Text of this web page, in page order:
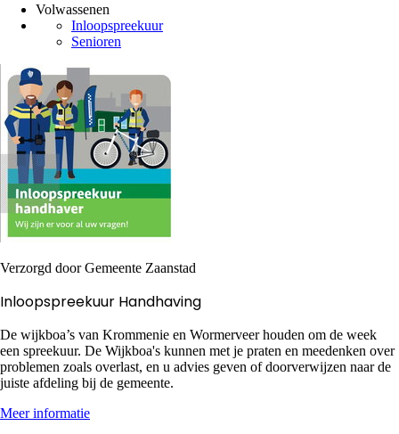
Volwassenen
Inloopspreekuur
Senioren
Verzorgd door Gemeente Zaanstad
Inloopspreekuur Handhaving
De wijkboa’s van Krommenie en Wormerveer houden om de week
een spreekuur. De Wijkboa's kunnen met je praten en meedenken over
problemen zoals overlast, en u advies geven of doorverwijzen naar de
juiste afdeling bij de gemeente.
Meer informatie